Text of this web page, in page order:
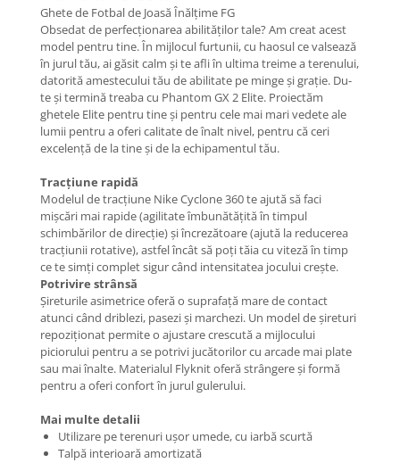
Ghete de Fotbal de Joasă Înălțime FG
Obsedat de perfecționarea abilităților tale? Am creat acest
model pentru tine. În mijlocul furtunii, cu haosul ce valsează
în jurul tău, ai găsit calm și te afli în ultima treime a terenului,
datorită amestecului tău de abilitate pe minge și grație. Du-
te și termină treaba cu Phantom GX 2 Elite. Proiectăm
ghetele Elite pentru tine și pentru cele mai mari vedete ale
lumii pentru a oferi calitate de înalt nivel, pentru că ceri
excelență de la tine și de la echipamentul tău.
Tracțiune rapidă
Modelul de tracțiune Nike Cyclone 360 te ajută să faci
mișcări mai rapide (agilitate îmbunătățită în timpul
schimbărilor de direcție) și încrezătoare (ajută la reducerea
tracțiunii rotative), astfel încât să poți tăia cu viteză în timp
ce te simți complet sigur când intensitatea jocului crește.
Potrivire strânsă
Șireturile asimetrice oferă o suprafață mare de contact
atunci când driblezi, pasezi și marchezi. Un model de șireturi
repoziționat permite o ajustare crescută a mijlocului
piciorului pentru a se potrivi jucătorilor cu arcade mai plate
sau mai înalte. Materialul Flyknit oferă strângere și formă
pentru a oferi confort în jurul gulerului.
Mai multe detalii
Utilizare pe terenuri ușor umede, cu iarbă scurtă
Talpă interioară amortizată